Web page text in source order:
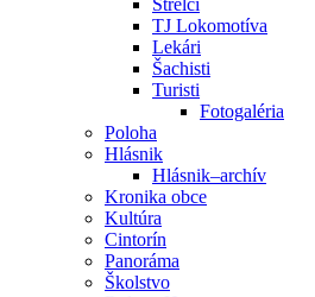
Strelci
TJ Lokomotíva
Lekári
Šachisti
Turisti
Fotogaléria
Poloha
Hlásnik
Hlásnik–archív
Kronika obce
Kultúra
Cintorín
Panoráma
Školstvo